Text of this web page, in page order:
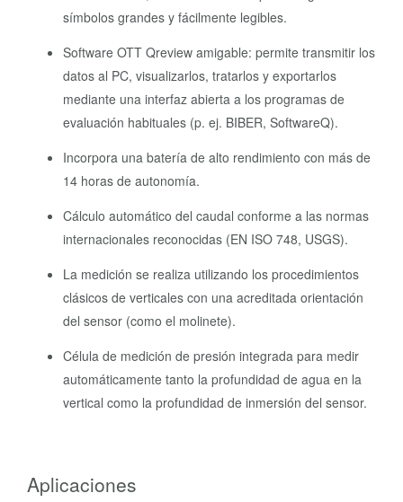
símbolos grandes y fácilmente legibles.
Software OTT Qreview amigable: permite transmitir los
datos al PC, visualizarlos, tratarlos y exportarlos
mediante una interfaz abierta a los programas de
evaluación habituales (p. ej. BIBER, SoftwareQ).
Incorpora una batería de alto rendimiento con más de
14 horas de autonomía.
Cálculo automático del caudal conforme a las normas
internacionales reconocidas (EN ISO 748, USGS).
La medición se realiza utilizando los procedimientos
clásicos de verticales con una acreditada orientación
del sensor (como el molinete).
Célula de medición de presión integrada para medir
automáticamente tanto la profundidad de agua en la
vertical como la profundidad de inmersión del sensor.
Aplicaciones